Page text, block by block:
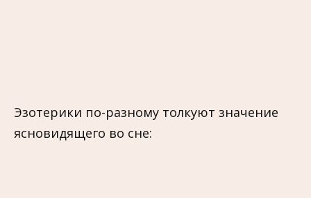
Эзотерики по-разному толкуют значение
ясновидящего во сне: